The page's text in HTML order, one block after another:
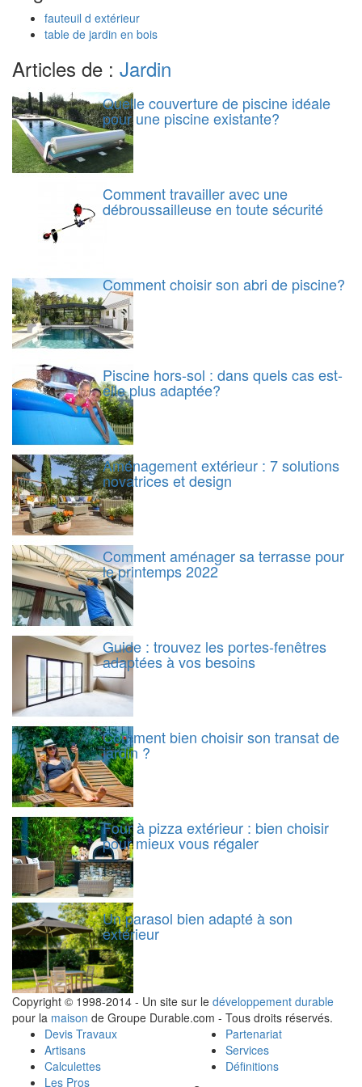
fauteuil d extérieur
table de jardin en bois
Articles de : Jardin
Quelle couverture de piscine idéale
pour une piscine existante?
Comment travailler avec une
débroussailleuse en toute sécurité
Comment choisir son abri de piscine?
Piscine hors-sol : dans quels cas est-
elle plus adaptée?
Aménagement extérieur : 7 solutions
novatrices et design
Comment aménager sa terrasse pour
le printemps 2022
Guide : trouvez les portes-fenêtres
adaptées à vos besoins
Comment bien choisir son transat de
jardin ?
Four à pizza extérieur : bien choisir
pour mieux vous régaler
Un parasol bien adapté à son
extérieur
Copyright © 1998-2014 - Un site sur le développement durable
pour la maison de Groupe Durable.com - Tous droits réservés.
Devis Travaux
Artisans
Calculettes
Les Pros
Partenariat
Services
Définitions